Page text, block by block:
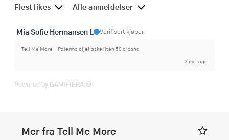
Flest likes Alle anmeldelser
Mia Sofie Hermansen L Verifisert kjøper
Tell Me More - Palermo oljeflaske liten 50 cl sand
3 mo. ago
Powered by GAMIFIERA.®
Mer fra Tell Me More